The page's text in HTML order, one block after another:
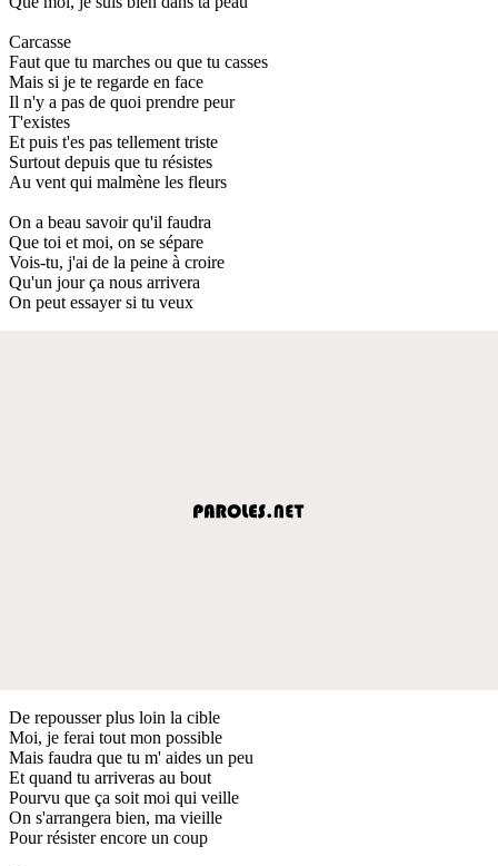
Carcasse
Faut que tu marches ou que tu casses
Mais si je te regarde en face
Il n'y a pas de quoi prendre peur
T'existes
Et puis t'es pas tellement triste
Surtout depuis que tu résistes
Au vent qui malmène les fleurs
On a beau savoir qu'il faudra
Que toi et moi, on se sépare
Vois-tu, j'ai de la peine à croire
Qu'un jour ça nous arrivera
On peut essayer si tu veux
De repousser plus loin la cible
Moi, je ferai tout mon possible
Mais faudra que tu m' aides un peu
Et quand tu arriveras au bout
Pourvu que ça soit moi qui veille
On s'arrangera bien, ma vieille
Pour résister encore un coup